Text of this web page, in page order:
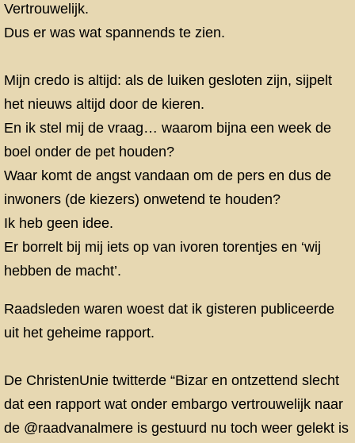
Vertrouwelijk.
Dus er was wat spannends te zien.
Mijn credo is altijd: als de luiken gesloten zijn, sijpelt
het nieuws altijd door de kieren.
En ik stel mij de vraag… waarom bijna een week de
boel onder de pet houden?
Waar komt de angst vandaan om de pers en dus de
inwoners (de kiezers) onwetend te houden?
Ik heb geen idee.
Er borrelt bij mij iets op van ivoren torentjes en ‘wij
hebben de macht’.
Raadsleden waren woest dat ik gisteren publiceerde
uit het geheime rapport.
De ChristenUnie twitterde “Bizar en ontzettend slecht
dat een rapport wat onder embargo vertrouwelijk naar
de @raadvanalmere is gestuurd nu toch weer gelekt is